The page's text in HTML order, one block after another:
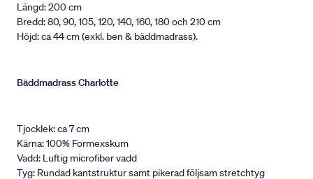
Längd: 200 cm
Bredd: 80, 90, 105, 120, 140, 160, 180 och 210 cm
Höjd: ca 44 cm (exkl. ben & bäddmadrass).
Bäddmadrass Charlotte
Tjocklek: ca 7 cm
Kärna: 100% Formexskum
Vadd: Luftig microfiber vadd
Tyg: Rundad kantstruktur samt pikerad följsam stretchtyg